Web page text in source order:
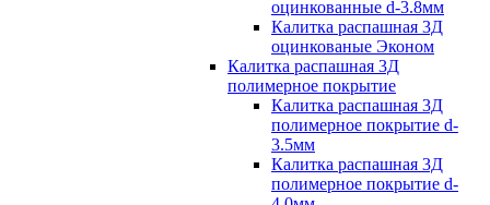
оцинкованные d-3.8мм
Калитка распашная 3Д
оцинкованые Эконом
Калитка распашная 3Д
полимерное покрытие
Калитка распашная 3Д
полимерное покрытие d-
3.5мм
Калитка распашная 3Д
полимерное покрытие d-